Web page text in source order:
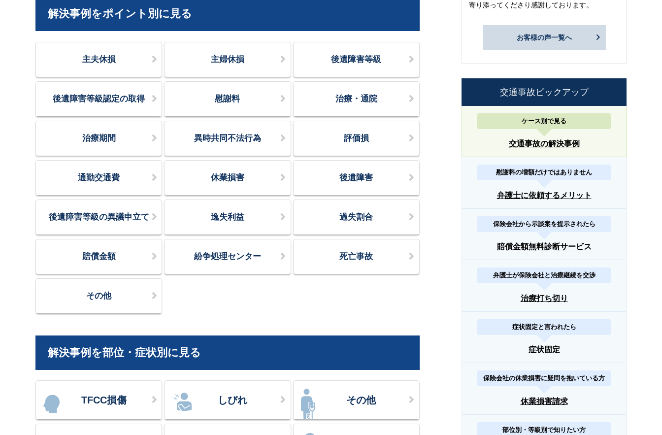
解決事例をポイント別に見る
主夫休損 主婦休損 後遺障害等級
後遺障害等級認定の取得 慰謝料 治療・通院
治療期間 異時共同不法行為 評価損
通勤交通費 休業損害 後遺障害
後遺障害等級の異議申立て 逸失利益 過失割合
賠償金額 紛争処理センター 死亡事故
その他
解決事例を部位・症状別に見る
TFCC損傷 しびれ その他
寄り添ってくださり感謝しております。
お客様の声一覧へ
交通事故ピックアップ
ケース別で見る
交通事故の解決事例
慰謝料の増額だけではありません
弁護士に依頼するメリット
保険会社から示談案を提示されたら
賠償金額無料診断サービス
弁護士が保険会社と治療継続を交渉
治療打ち切り
症状固定と言われたら
症状固定
保険会社の休業損害に疑問を抱いている方
休業損害請求
部位別・等級別で知りたい方